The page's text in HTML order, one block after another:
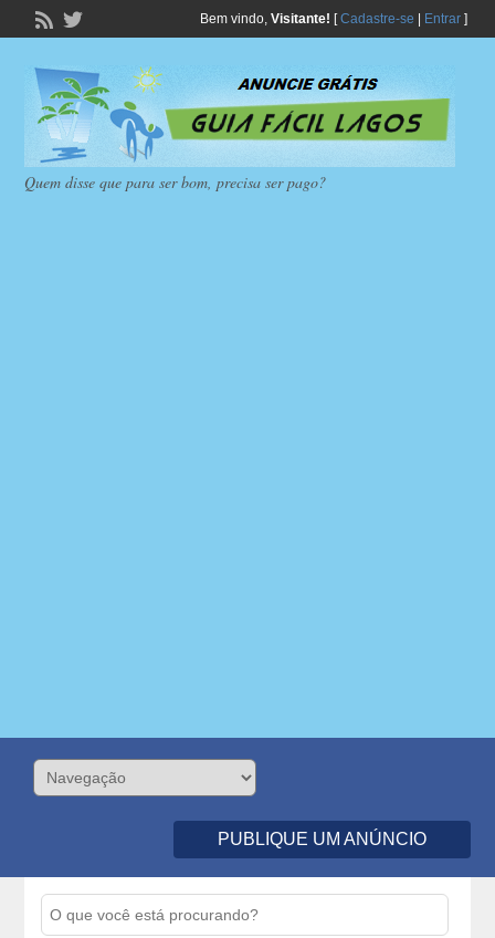
Bem vindo, Visitante! [Cadastre-se Entrar]
Quem disse que para ser bom, precisa ser pago?
PUBLIQUE UM ANÚNCIO